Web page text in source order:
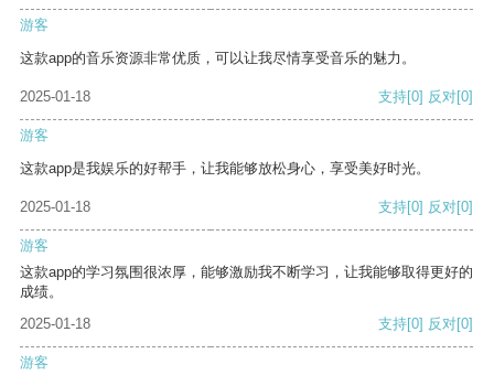
游客
这款app的音乐资源非常优质，可以让我尽情享受音乐的魅力。
2025-01-18 支持[0] 反对[0]
游客
这款app是我娱乐的好帮手，让我能够放松身心，享受美好时光。
2025-01-18 支持[0] 反对[0]
游客
这款app的学习氛围很浓厚，能够激励我不断学习，让我能够取得更好的
成绩。
2025-01-18
支持[0] 反对[0]
游客